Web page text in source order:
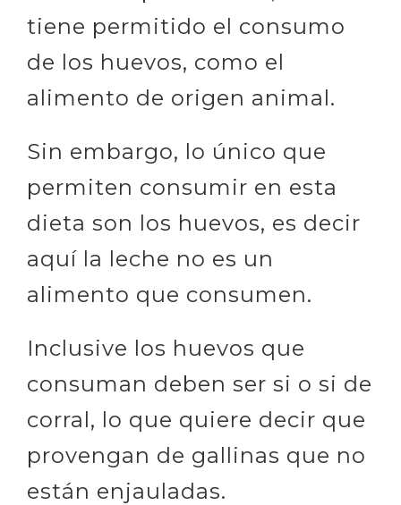
tiene permitido el consumo
de los huevos, como el
alimento de origen animal.
Sin embargo, lo único que
permiten consumir en esta
dieta son los huevos, es decir
aquí la leche no es un
alimento que consumen.
Inclusive los huevos que
consuman deben ser si o si de
corral, lo que quiere decir que
provengan de gallinas que no
están enjauladas.